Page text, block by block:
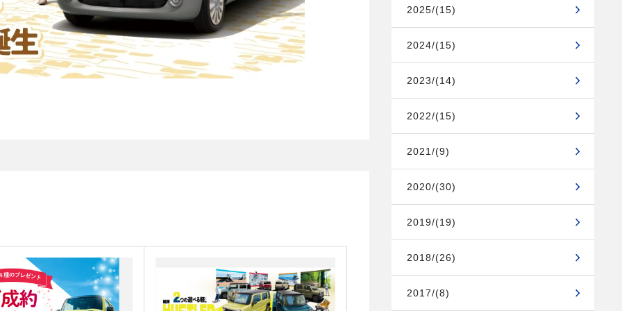
2025/(15)
2024/(15)
2023/(14)
2022/(15)
2021/(9)
2020/(30)
2019/(19)
2018/(26)
2017/(8)